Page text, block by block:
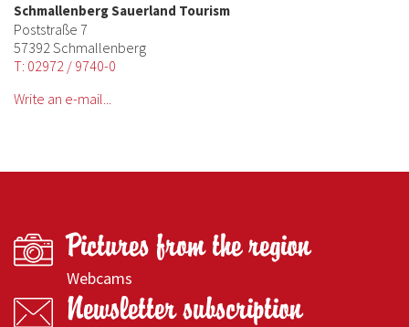
Schmallenberg Sauerland Tourism
Poststraße 7
57392 Schmallenberg
T: 02972 / 9740-0
Write an e-mail...
Pictures from the region
Webcams
Newsletter subscription